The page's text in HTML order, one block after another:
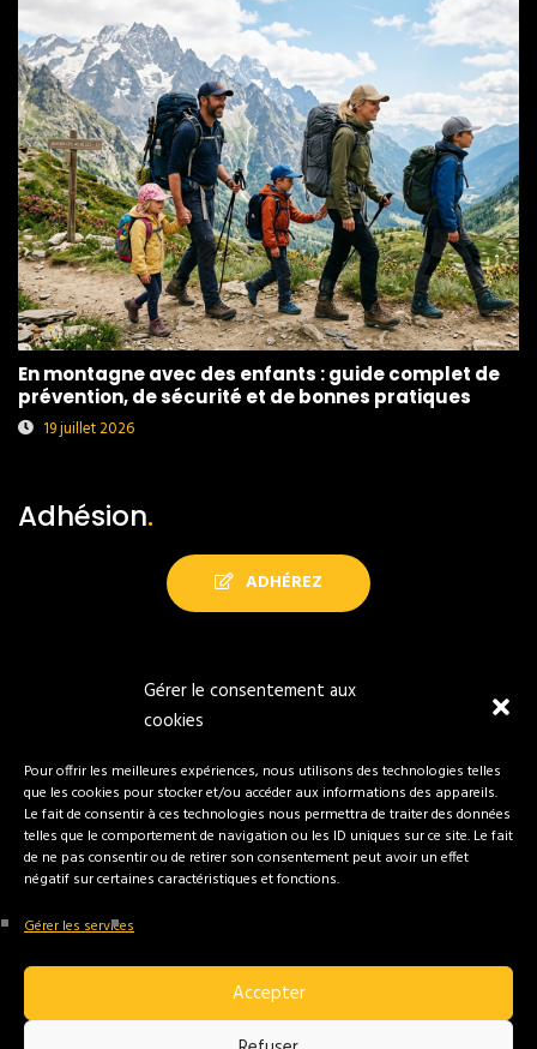
Gérer le consentement aux
cookies
Pour offrir les meilleures expériences, nous utilisons des technologies telles
que les cookies pour stocker et/ou accéder aux informations des appareils.
Le fait de consentir à ces technologies nous permettra de traiter des données
telles que le comportement de navigation ou les ID uniques sur ce site. Le fait
de ne pas consentir ou de retirer son consentement peut avoir un effet
négatif sur certaines caractéristiques et fonctions.
Gérer les services
Accepter
En montagne avec des enfants : guide complet de
prévention, de sécurité et de bonnes pratiques
19 juillet 2026
Adhésion.
ADHÉREZ
Tous droits réservés Sokorritzaileak
RéalisationSarea Communication